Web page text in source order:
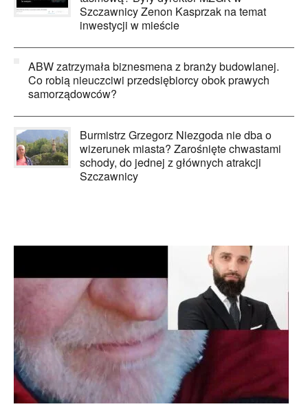
Szczawnicy Zenon Kasprzak na temat
inwestycji w mieście
ABW zatrzymała biznesmena z branży budowlanej.
Co robią nieuczciwi przedsiębiorcy obok prawych
samorządowców?
Burmistrz Grzegorz Niezgoda nie dba o
wizerunek miasta? Zarośnięte chwastami
schody, do jednej z głównych atrakcji
Szczawnicy